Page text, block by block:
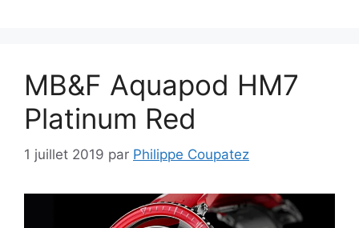
MB&F Aquapod HM7
Platinum Red
1 juillet 2019 par Philippe Coupatez